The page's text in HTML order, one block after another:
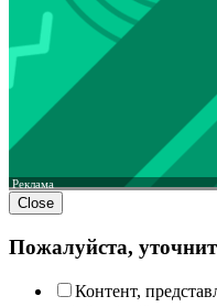
Реклама
Close
Пожалуйста,
Контент,